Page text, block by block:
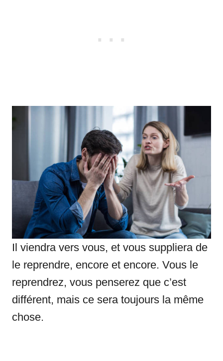
Il viendra vers vous, et vous suppliera de
le reprendre, encore et encore. Vous le
reprendrez, vous penserez que c’est
différent, mais ce sera toujours la même
chose.